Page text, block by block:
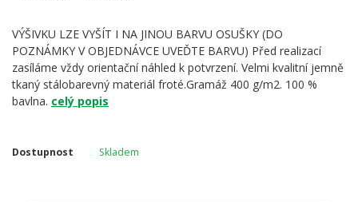
VÝŠIVKU LZE VYŠÍT I NA JINOU BARVU OSUŠKY (DO
POZNÁMKY V OBJEDNÁVCE UVEĎTE BARVU) Před realizací
zasíláme vždy orientační náhled k potvrzení. Velmi kvalitní jemně
tkaný stálobarevný materiál froté.Gramáž 400 g/m2. 100 %
bavlna. celý popis
Dostupnost Skladem